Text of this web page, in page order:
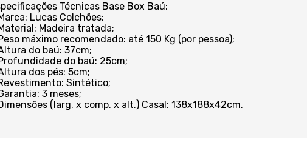
Técnicas Base Box Baú:
Lucas Colchões;
Madeira tratada;
máximo recomendado: até 150 Kg (por pessoa);
do baú: 37cm;
do baú: 25cm;
dos pés: 5cm;
Sintético;
3 meses;
(larg. x comp. x alt.) Casal: 138x188x42cm.